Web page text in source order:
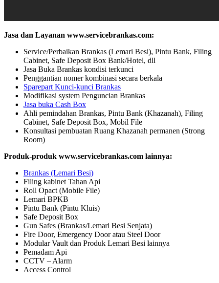
Jasa dan Layanan www.servicebrankas.com:
Service/Perbaikan Brankas (Lemari Besi), Pintu Bank, Filing
Cabinet, Safe Deposit Box Bank/Hotel, dll
Jasa Buka Brankas kondisi terkunci
Penggantian nomer kombinasi secara berkala
Sparepart Kunci-kunci Brankas
Modifikasi system Penguncian Brankas
Jasa buka Cash Box
Ahli pemindahan Brankas, Pintu Bank (Khazanah), Filing
Cabinet, Safe Deposit Box, Mobil File
Konsultasi pembuatan Ruang Khazanah permanen (Strong
Room)
Produk-produk www.servicebrankas.com lainnya:
Brankas (Lemari Besi)
Filing kabinet Tahan Api
Roll Opact (Mobile File)
Lemari BPKB
Pintu Bank (Pintu Kluis)
Safe Deposit Box
Gun Safes (Brankas/Lemari Besi Senjata)
Fire Door, Emergency Door atau Steel Door
Modular Vault dan Produk Lemari Besi lainnya
Pemadam Api
CCTV – Alarm
Access Control